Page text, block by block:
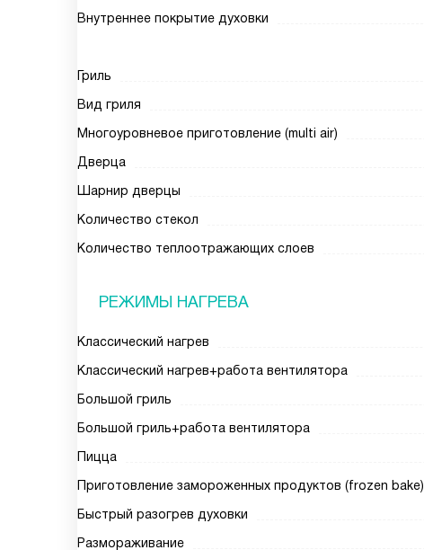
Внутреннее покрытие духовки
Гриль
Вид гриля
Многоуровневое приготовление (multi air)
Дверца
Шарнир дверцы
Количество стекол
Количество теплоотражающих слоев
РЕЖИМЫ НАГРЕВА
Классический нагрев
Классический нагрев+работа вентилятора
Большой гриль
Большой гриль+работа вентилятора
Пицца
Приготовление замороженных продуктов (frozen bake)
Быстрый разогрев духовки
Размораживание